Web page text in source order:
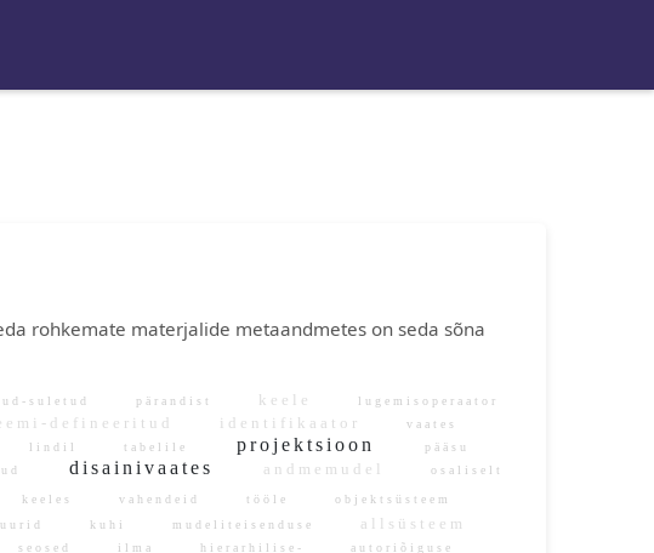
rohkemate materjalide metaandmetes on seda sõna
suletud pärandist keele
lugemisoperaator
defineeritud identifikaator
vaates
lindil tabelile projektsioon pääsu
disainivaates andmemudel osaliselt
keeles vahendeid tööle
objektsüsteem
kuhi mudeliteisenduse allsüsteem
seosed ilma hierarhilise-
autoriõiguse